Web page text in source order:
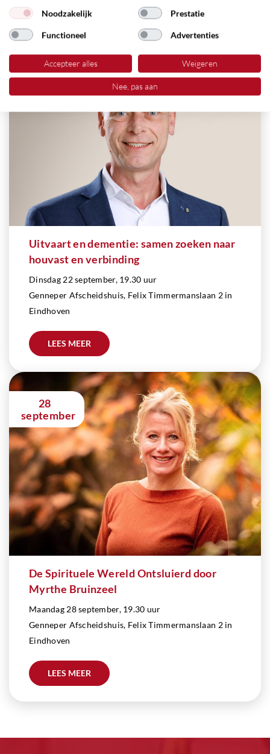
LEES MEER
22
Uitvaart en dementie: samen zoeken naar
houvast en verbinding
Dinsdag 22 september, 19.30 uur
Genneper Afscheidshuis, Felix Timmermanslaan 2 in
Eindhoven
LEES MEER
28
september
De Spirituele Wereld Ontsluierd door
Myrthe Bruinzeel
Maandag 28 september, 19.30 uur
Genneper Afscheidshuis, Felix Timmermanslaan 2 in
Eindhoven
LEES MEER
Noodzakelijk Prestatie
Functioneel Advertenties
Accepteer alles Weigeren
Nee, pas aan